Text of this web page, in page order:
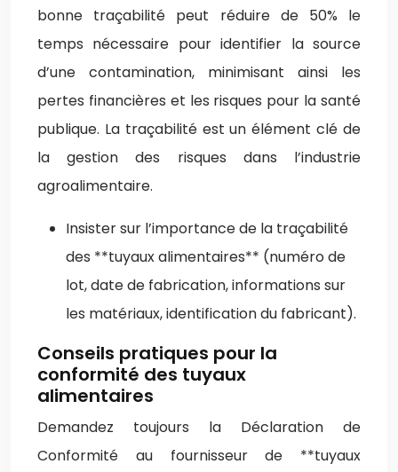
bonne traçabilité peut réduire de 50% le
temps nécessaire pour identifier la source
d’une contamination, minimisant ainsi les
pertes financières et les risques pour la santé
publique. La traçabilité est un élément clé de
la gestion des risques dans l’industrie
agroalimentaire.
Insister sur l’importance de la traçabilité
des **tuyaux alimentaires** (numéro de
lot, date de fabrication, informations sur
les matériaux, identification du fabricant).
Conseils pratiques pour la
conformité des tuyaux
alimentaires
Demandez toujours la Déclaration de
Conformité au fournisseur de **tuyaux